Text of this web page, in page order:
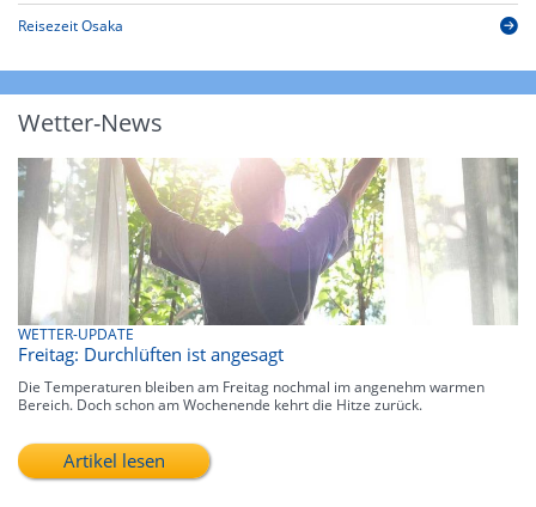
Reisezeit Osaka
Wetter-News
WETTER-UPDATE
Freitag: Durchlüften ist angesagt
Die Temperaturen bleiben am Freitag nochmal im angenehm warmen
Bereich. Doch schon am Wochenende kehrt die Hitze zurück.
Artikel lesen